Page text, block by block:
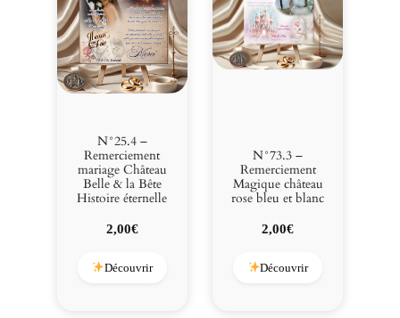
N°25.4 –
Remerciement
mariage Château
Belle & la Bête
Histoire éternelle
2,00€
Découvrir
N°73.3 –
Remerciement
Magique château
rose bleu et blanc
2,00€
Découvrir